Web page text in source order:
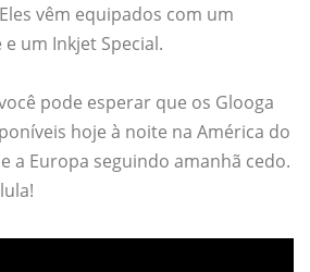
vêm equipados com um
um Inkjet Special.
pode esperar que os Glooga
hoje à noite na América do
a Europa seguindo amanhã cedo.